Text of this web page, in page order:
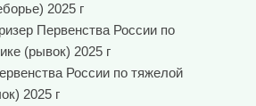
2025 г
Первенства России по
(рывок) 2025 г
России по тяжелой
2025 г